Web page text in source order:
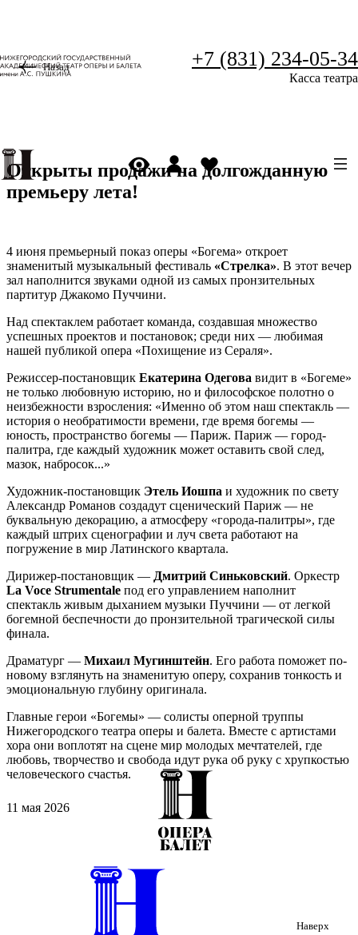
+7 (831) 234-05-34
Касса театра
Назад
Открыты продажи на долгожданную
премьеру лета!
4 июня премьерный показ оперы «Богема» откроет
знаменитый музыкальный фестиваль «Стрелка». В этот вечер
зал наполнится звуками одной из самых пронзительных
партитур Джакомо Пуччини.
Над спектаклем работает команда, создавшая множество
успешных проектов и постановок; среди них — любимая
нашей публикой опера «Похищение из Сераля».
Режиссер-постановщик Екатерина Одегова видит в «Богеме»
не только любовную историю, но и философское полотно о
неизбежности взросления: «Именно об этом наш спектакль —
история о необратимости времени, где время богемы —
юность, пространство богемы — Париж. Париж — город-
палитра, где каждый художник может оставить свой след,
мазок, набросок...»
Художник-постановщик Этель Иошпа и художник по свету
Александр Романов создадут сценический Париж — не
буквальную декорацию, а атмосферу «города-палитры», где
каждый штрих сценографии и луч света работают на
погружение в мир Латинского квартала.
Дирижер-постановщик — Дмитрий Синьковский. Оркестр
La Voce Strumentale под его управлением наполнит
спектакль живым дыханием музыки Пуччини — от легкой
богемной беспечности до пронзительной трагической силы
финала.
Драматург — Михаил Мугинштейн. Его работа поможет по-
новому взглянуть на знаменитую оперу, сохранив тонкость и
эмоциональную глубину оригинала.
Главные герои «Богемы» — солисты оперной труппы
Нижегородского театра оперы и балета. Вместе с артистами
хора они воплотят на сцене мир молодых мечтателей, где
любовь, творчество и свобода идут рука об руку с хрупкостью
человеческого счастья.
11 мая 2026
Наверх